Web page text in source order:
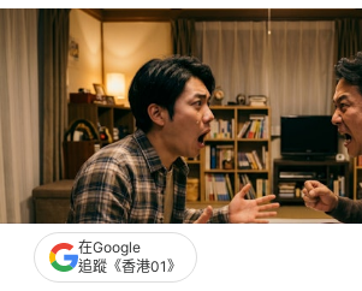
在Google
追蹤《香港01》